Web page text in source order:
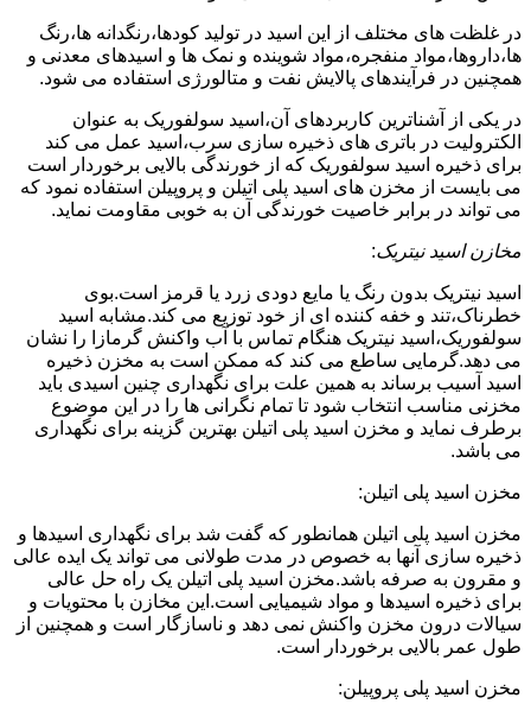
در غلظت های مختلف از این اسید در تولید کودها،رنگدانه ها،رنگ
ها،داروها،مواد منفجره،مواد شوینده و نمک ها و اسیدهای معدنی و
همچنین در فرآیندهای پالایش نفت و متالورژی استفاده می شود.
در یکی از آشناترین کاربردهای آن،اسید سولفوریک به عنوان
الکترولیت در باتری های ذخیره سازی سرب،اسید عمل می کند
برای ذخیره اسید سولفوریک که از خورندگی بالایی برخوردار است
می بایست از مخزن های اسید پلی اتیلن و پروپیلن استفاده نمود که
می تواند در برابر خاصیت خورندگی آن به خوبی مقاومت نماید.
مخازن اسید نیتریک:
اسید نیتریک بدون رنگ یا مایع دودی زرد یا قرمز است.بوی
خطرناک،تند و خفه کننده ای از خود توزیع می کند.مشابه اسید
سولفوریک،اسید نیتریک هنگام تماس با آب واکنش گرمازا را نشان
می دهد.گرمایی ساطع می کند که ممکن است به مخزن ذخیره
اسید آسیب برساند به همین علت برای نگهداری چنین اسیدی باید
مخزنی مناسب انتخاب شود تا تمام نگرانی ها را در این موضوع
برطرف نماید و مخزن اسید پلی اتیلن بهترین گزینه برای نگهداری
می باشد.
مخزن اسید پلی اتیلن:
مخزن اسید پلی اتیلن همانطور که گفت شد برای نگهداری اسیدها و
ذخیره سازی آنها به خصوص در مدت طولانی می تواند یک ایده عالی
و مقرون به صرفه باشد.مخزن اسید پلی اتیلن یک راه حل عالی
برای ذخیره اسیدها و مواد شیمیایی است.این مخازن با محتویات و
سیالات درون مخزن واکنش نمی دهد و ناسازگار است و همچنین از
طول عمر بالایی برخوردار است.
مخزن اسید پلی پروپیلن: